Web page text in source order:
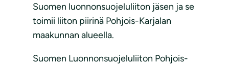
Suomen luonnonsuojeluliiton jäsen ja se
toimii liiton piirinä Pohjois-Karjalan
maakunnan alueella.
Suomen Luonnonsuojeluliiton Pohjois-